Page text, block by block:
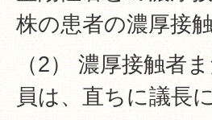
株の患者の濃厚接
（2） 濃厚接触者
員は、直ちに議長